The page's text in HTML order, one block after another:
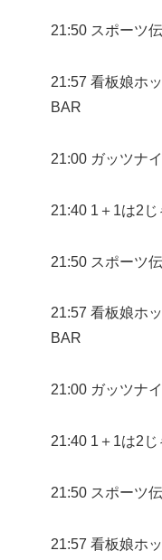
21:50 スポーツ
21:57 看板娘ホ
BAR
21:00 ガッツナ
21:40 1＋1は2じ
21:50 スポーツ
21:57 看板娘ホ
BAR
21:00 ガッツナ
21:40 1＋1は2じ
21:50 スポーツ
21:57 看板娘ホ